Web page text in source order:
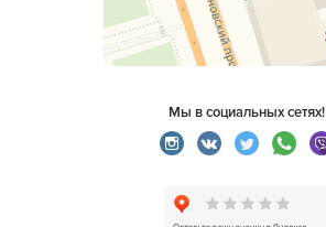
Мы в социальных сетях!